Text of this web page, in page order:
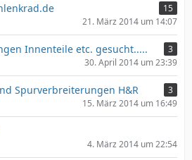
15
21. März 2014 um 14:07
Innenteile etc. gesucht.....
3
30. April 2014 um 23:39
Spurverbreiterungen H&R
3
15. März 2014 um 16:49
4. März 2014 um 22:54